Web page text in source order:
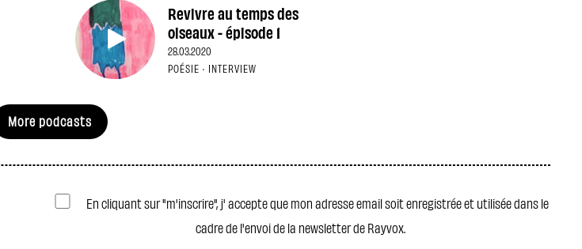
Revivre au temps des
oiseaux - épisode 1
28.03.2020
POÉSIE · INTERVIEW
More podcasts
En cliquant sur "m'inscrire", j' accepte que mon adresse email soit enregistrée et utilisée dans le
cadre de l'envoi de la newsletter de Rayvox.